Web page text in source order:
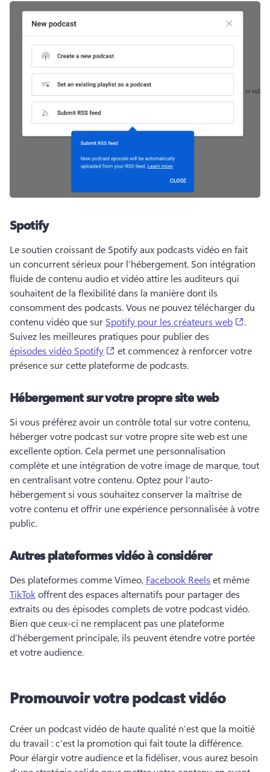
Spotify
Le soutien croissant de Spotify aux podcasts vidéo en fait
un concurrent sérieux pour l’hébergement. Son intégration
fluide de contenu audio et vidéo attire les auditeurs qui
souhaitent de la flexibilité dans la manière dont ils
consomment des podcasts. Vous ne pouvez télécharger du
contenu vidéo que sur Spotify pour les créateurs web
Suivez les meilleures pratiques pour publier des
épisodes vidéo Spotify
(opens in a new tab)
et commencez à renforcer votre
présence sur cette plateforme de podcasts.
Hébergement sur votre propre site web
Si vous préférez avoir un contrôle total sur votre contenu,
héberger votre podcast sur votre propre site web est une
excellente option. Cela permet une personnalisation
complète et une intégration de votre image de marque, tout
en centralisant votre contenu. Optez pour l’auto-
hébergement si vous souhaitez conserver la maîtrise de
votre contenu et offrir une expérience personnalisée à votre
public.
Autres plateformes vidéo à considérer
Des plateformes comme Vimeo, Facebook Reels et même
TikTok offrent des espaces alternatifs pour partager des
Bien que ceux-ci ne remplacent pas une plateforme
d’hébergement principale, ils peuvent étendre votre portée
et votre audience.
Promouvoir votre podcast vidéo
Créer un podcast vidéo de haute qualité n’est que la moitié
Pour élargir votre audience et la fidéliser, vous aurez besoin